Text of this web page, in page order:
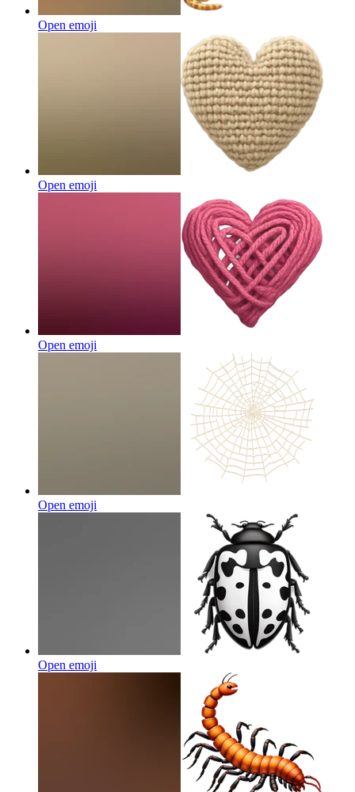
Open emoji
Open emoji
Open emoji
Open emoji
Open emoji